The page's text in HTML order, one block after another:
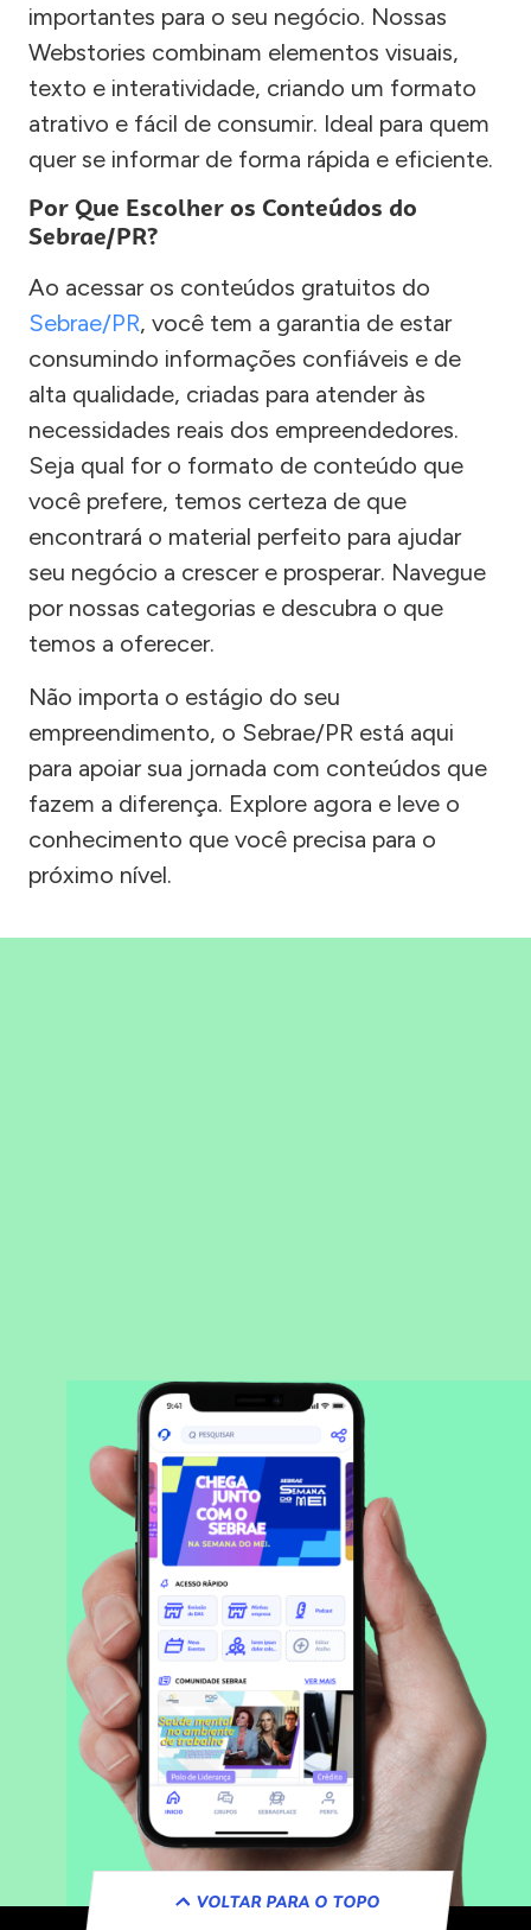
importantes para o seu negócio. Nossas
Webstories combinam elementos visuais,
texto e interatividade, criando um formato
atrativo e fácil de consumir. Ideal para quem
quer se informar de forma rápida e eficiente.
Por Que Escolher os Conteúdos do
Sebrae/PR?
Ao acessar os conteúdos gratuitos do
Sebrae/PR, você tem a garantia de estar
consumindo informações confiáveis e de
alta qualidade, criadas para atender às
necessidades reais dos empreendedores.
Seja qual for o formato de conteúdo que
você prefere, temos certeza de que
encontrará o material perfeito para ajudar
seu negócio a crescer e prosperar. Navegue
por nossas categorias e descubra o que
temos a oferecer.
Não importa o estágio do seu
empreendimento, o Sebrae/PR está aqui
para apoiar sua jornada com conteúdos que
fazem a diferença. Explore agora e leve o
conhecimento que você precisa para o
próximo nível.
VOLTAR PARA O TOPO